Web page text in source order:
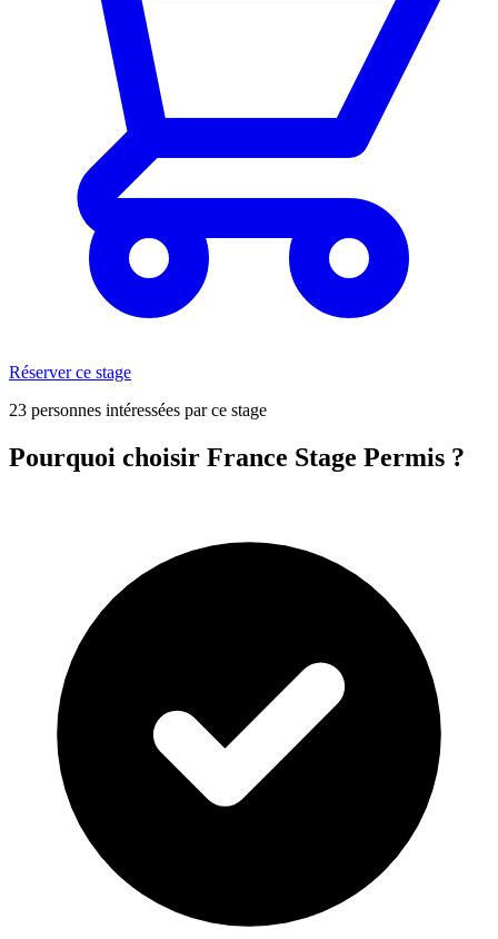
Réserver ce stage
23 personnes intéressées par ce stage
Pourquoi choisir France Stage Permis ?